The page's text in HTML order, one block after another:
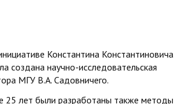
Константина Константиновича
создана научно-исследовательская
МГУ В.А. Садовничего.
25 лет были разработаны также методы